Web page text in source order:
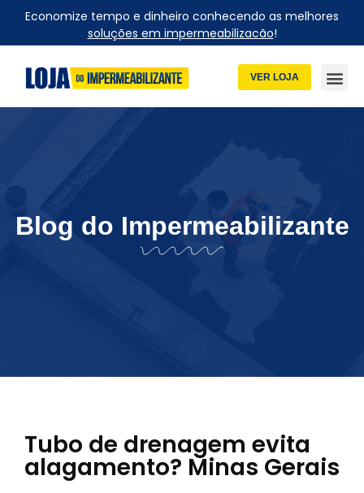
Economize tempo e dinheiro conhecendo as melhores
soluções em impermeabilizacão!
VER LOJA
Blog do Impermeabilizante
Tubo de drenagem evita
alagamento? Minas Gerais